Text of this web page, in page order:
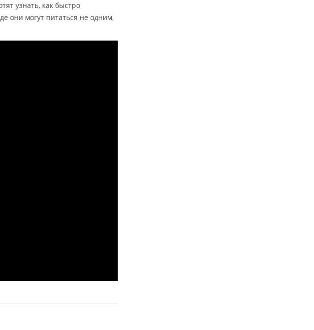
узнать, как быстро
они могут питаться не одним,